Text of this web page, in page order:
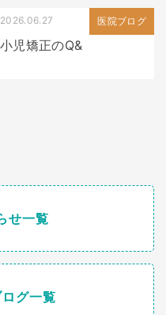
医院ブログ
2026.06.27
小児矯正のQ&
せ一覧
グ一覧